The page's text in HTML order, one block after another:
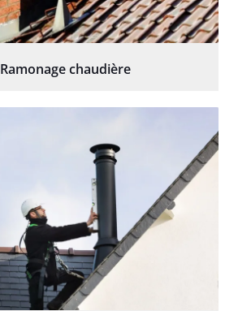
Ramonage chaudière